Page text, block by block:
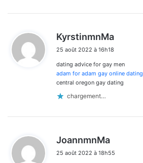
KyrstinmnMa
:
25 août 2022 à 16h18
dating advice for gay men
adam for adam gay online dating
central oregon gay dating
chargement…
JoannmnMa
t
25 août 2022 à 18h55